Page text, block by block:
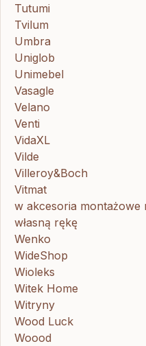
Tutumi
Tvilum
Umbra
Uniglob
Unimebel
Vasagle
Velano
Venti
VidaXL
Vilde
Villeroy&Boch
Vitmat
w akcesoria montażowe
własną rękę
Wenko
WideShop
Wioleks
Witek Home
Witryny
Wood Luck
Woood